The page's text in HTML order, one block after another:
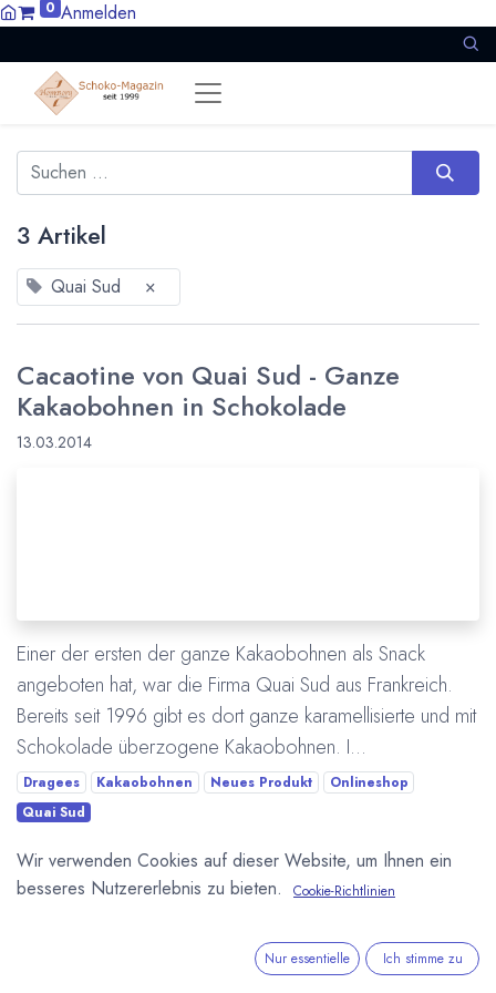
0 Anmelden
3 Artikel
Quai Sud ×
Cacaotine von Quai Sud - Ganze
Kakaobohnen in Schokolade
13.03.2014
Einer der ersten der ganze Kakaobohnen als Snack
angeboten hat, war die Firma Quai Sud aus Frankreich.
Bereits seit 1996 gibt es dort ganze karamellisierte und mit
Schokolade überzogene Kakaobohnen. I...
Dragees Kakaobohnen Neues Produkt
Onlineshop
Quai Sud
Mehr lesen
Wir verwenden Cookies auf dieser Website, um Ihnen ein
besseres Nutzererlebnis zu bieten.
Cookie-Richtlinien
Nur essentielle Ich stimme zu